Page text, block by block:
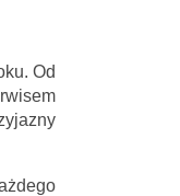
Od